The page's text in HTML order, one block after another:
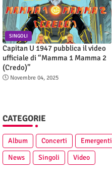
SINGOLI
Capitan U 1947 pubblica il video
ufficiale di “Mamma 1 Mamma 2
(Credo)”
Novembre 04, 2025
CATEGORIE
Album Concerti Emergenti
News
Singoli Video